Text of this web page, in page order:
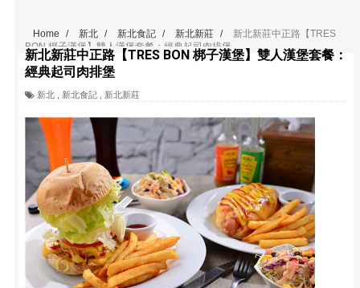
Home / 新北 / 新北食記 / 新北新莊 /
新北新莊中正路【TRES
BON 梆子漢堡】雙人漢堡套餐：經典起司肉排堡
新北新莊中正路【TRES BON 梆子漢堡】雙人漢堡套餐：
經典起司肉排堡
新北 新北食記 新北新莊